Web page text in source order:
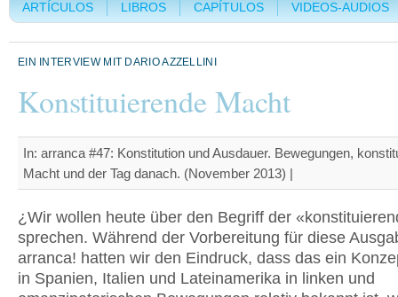
ARTÍCULOS LIBROS CAPÍTULOS VIDEOS-AUDIOS
EIN INTERVIEW MIT DARIO AZZELLINI
Konstituierende Macht
In: arranca #47: Konstitution und Ausdauer. Bewegungen,
Macht und der Tag danach. (November 2013) |
¿Wir wollen heute über den Begriff der
sprechen. Während der Vorbereitung für diese
arranca! hatten wir den Eindruck, dass das ein
in Spanien, Italien und Lateinamerika in linken und